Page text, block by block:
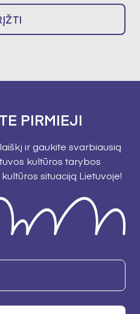
PIRMIEJI
ir gaukite svarbiausią
kultūros tarybos
situaciją Lietuvoje!